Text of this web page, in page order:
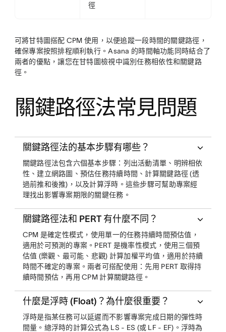
徑
可將甘特圖搭配 CPM 使用，以便追蹤一段時間的關鍵路徑，
確保專案按照排程順利執行。Asana 的時間軸功能同時結合了
兩者的優點，讓您在甘特圖檢視中識別任務相依性和關鍵路
徑。
關鍵路徑法常見問題
關鍵路徑法的基本步驟有哪些？
關鍵路徑法包含六個基本步驟：列出活動清單、明辨相依
性、建立網路圖、預估任務持續時間、計算關鍵路徑 (透
過前推和後推)，以及計算浮時。這些步驟可幫助專案經
理找出影響專案期限的關鍵任務。
關鍵路徑法和 PERT 有什麼不同？
CPM 是確定性模式，使用單一的任務持續時間預估值，
適用於可預測的專案。PERT 是機率性模式，使用三個預
估值 (樂觀、最可能、悲觀) 計算加權平均值，適用於持續
時間不確定的專案。兩者可搭配使用：先用 PERT 取得持
續時間預估，再用 CPM 計算關鍵路徑。
什麼是浮時 (Float)？為什麼很重要？
浮時是指某任務可以延遲而不影響專案完成日期的彈性時
間量。總浮時的計算公式為 LS - ES (或 LF - EF)。浮時為